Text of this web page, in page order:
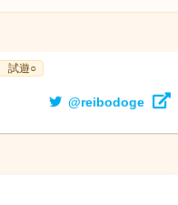
試遊○
@reibodoge